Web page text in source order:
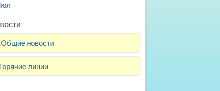
.Общие новости
Горячие линии